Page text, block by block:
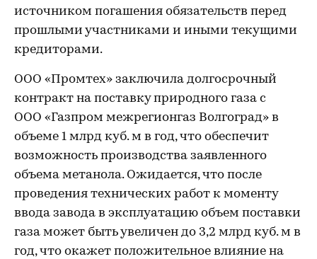
источником погашения обязательств перед
прошлыми участниками и иными текущими
кредиторами.
ООО «Промтех» заключила долгосрочный
контракт на поставку природного газа с
ООО «Газпром межрегионгаз Волгоград» в
объеме 1 млрд куб. м в год, что обеспечит
возможность производства заявленного
объема метанола. Ожидается, что после
проведения технических работ к моменту
ввода завода в эксплуатацию объем поставки
газа может быть увеличен до 3,2 млрд куб. м в
год, что окажет положительное влияние на